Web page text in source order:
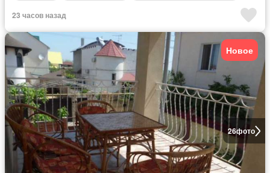
23 часов назад
26фото
Новое